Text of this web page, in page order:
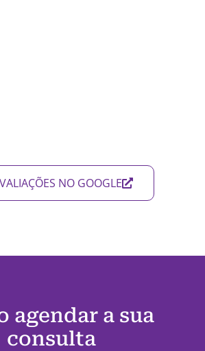
NO GOOGLE
agendar a sua
consulta